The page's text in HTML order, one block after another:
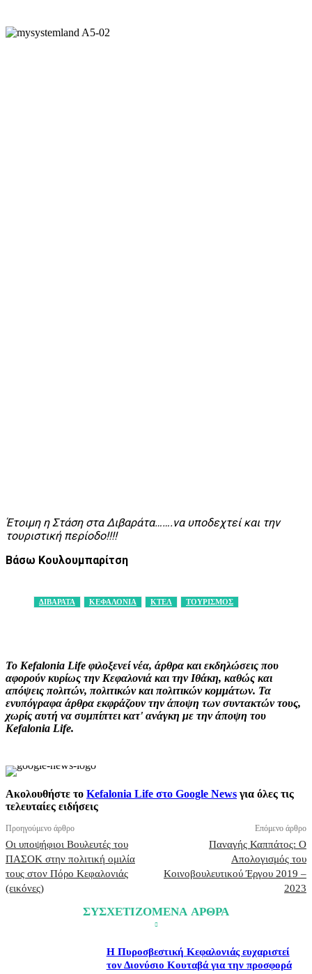
Έτοιμη η Στάση στα Διβαράτα…….να υποδεχτεί και την
τουριστική περίοδο!!!!
Βάσω Κουλουμπαρίτση
ΔΙΒΑΡΑΤΑ ΚΕΦΑΛΟΝΙΑ ΚΤΕΛ ΤΟΥΡΙΣΜΟΣ
Το Kefalonia Life φιλοξενεί νέα, άρθρα και εκδηλώσεις που
αφορούν κυρίως την Κεφαλονιά και την Ιθάκη, καθώς και
απόψεις πολιτών, πολιτικών και πολιτικών κομμάτων. Τα
ενυπόγραφα άρθρα εκφράζουν την άποψη των συντακτών τους,
χωρίς αυτή να συμπίπτει κατ' ανάγκη με την άποψη του
Kefalonia Life.
Ακολουθήστε το Kefalonia Life στο Google News για όλες τις
τελευταίες ειδήσεις
Προηγούμενο άρθρο
Οι υποψήφιοι Βουλευτές του
ΠΑΣΟΚ στην πολιτική ομιλία
τους στον Πόρο Κεφαλονιάς
(εικόνες)
Επόμενο άρθρο
Παναγής Καππάτος: O
Απολογισμός του
Κοινοβουλευτικού Έργου 2019 –
2023
ΣΥΣΧΕΤΙΖΟΜΕΝΑ ΑΡΘΡΑ
Η Πυροσβεστική Κεφαλονιάς ευχαριστεί
τον Διονύσιο Κουταβά για την προσφορά